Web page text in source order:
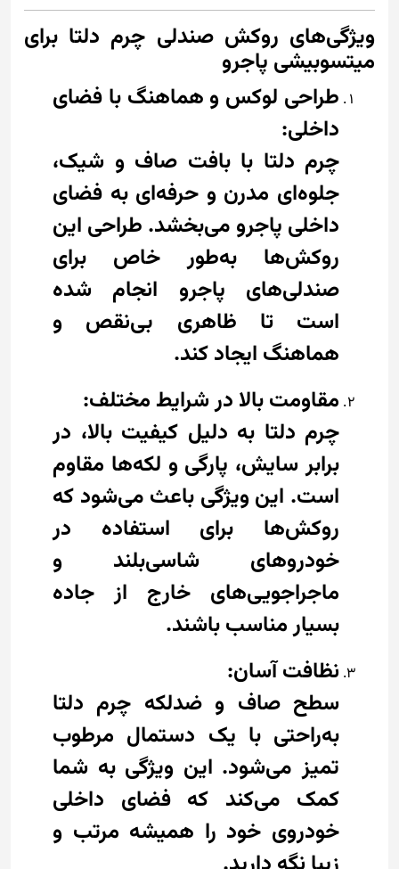
ویژگی‌های روکش صندلی چرم دلتا برای
میتسوبیشی پاجرو
طراحی لوکس و هماهنگ با فضای
داخلی:
چرم دلتا با بافت صاف و شیک،
جلوه‌ای مدرن و حرفه‌ای به فضای
داخلی پاجرو می‌بخشد. طراحی این
روکش‌ها به‌طور خاص برای
صندلی‌های پاجرو انجام شده
است تا ظاهری بی‌نقص و
هماهنگ ایجاد کند.
مقاومت بالا در شرایط مختلف:
چرم دلتا به دلیل کیفیت بالا، در
برابر سایش، پارگی و لکه‌ها مقاوم
است. این ویژگی باعث می‌شود که
روکش‌ها برای استفاده در
خودروهای شاسی‌بلند و
ماجراجویی‌های خارج از جاده
بسیار مناسب باشند.
نظافت آسان:
سطح صاف و ضدلکه چرم دلتا
به‌راحتی با یک دستمال مرطوب
تمیز می‌شود. این ویژگی به شما
کمک می‌کند که فضای داخلی
خودروی خود را همیشه مرتب و